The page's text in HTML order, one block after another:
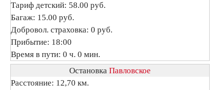
Тариф детский: 58.00 руб.
Багаж: 15.00 руб.
Добровол. страховка: 0 руб.
Прибытие: 18:00
Время в пути: 0 ч. 0 мин.
Остановка Павловское
Расстояние: 12,70 км.